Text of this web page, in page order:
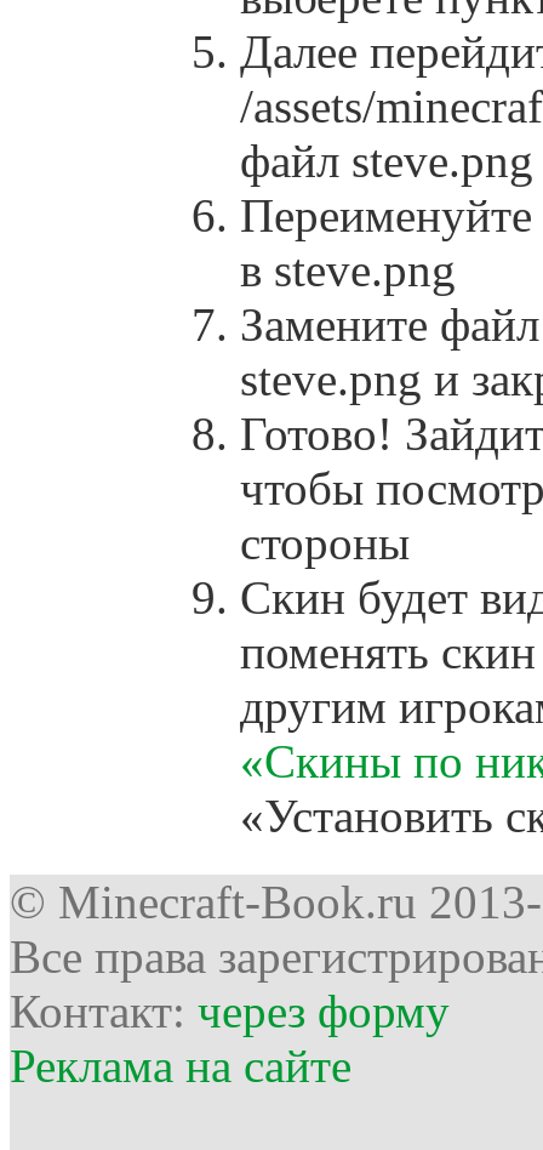
Далее
/assets/
файл steve.png
в steve.png
Замените
steve.png и
Готово!
чтобы
стороны
Cкин будет
поменять
другим
«Скины по
«Установить
© Minecraft-Book.ru
Все права
Контакт: через форму
Реклама на сайте